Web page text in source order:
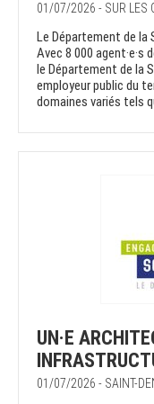
01/07/2026 - SUR LES
Le Département de la
Avec 8 000
le Département de la
employeur public du
domaines variés tels
UN·E
01/07/2026 - SAINT-